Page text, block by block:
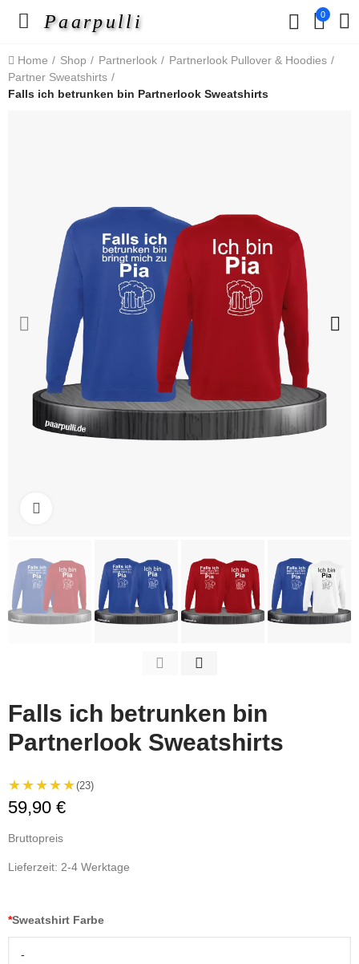
Paarpulli 0
Home Shop Partnerlook
Partnerlook Pullover & Hoodies
Partner Sweatshirts
Falls ich betrunken bin Partnerlook Sweatshirts
Falls ich betrunken bin
Partnerlook Sweatshirts
★★★★★(23)
59,90 €
Bruttopreis
Lieferzeit: 2-4 Werktage
*Sweatshirt Farbe
-